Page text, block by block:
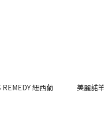
紐西蘭 美麗諾